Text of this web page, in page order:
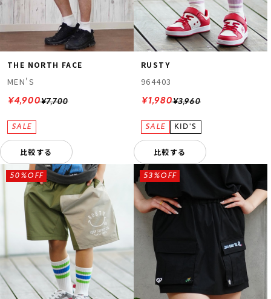
THE NORTH FACE
MEN'S
¥7,700
¥4,900
比較する
RUSTY
964403
¥3,960
¥1,980
比較する
50%OFF 53%OFF